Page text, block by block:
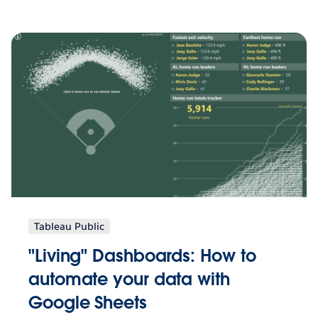
Tableau Public
"Living" Dashboards: How to
automate your data with
Google Sheets